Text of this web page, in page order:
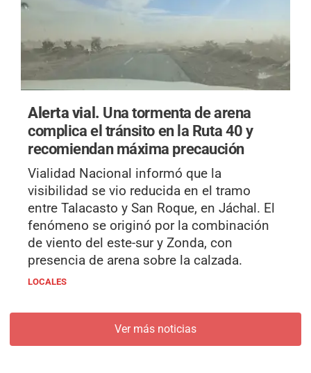
Alerta vial. Una tormenta de arena
complica el tránsito en la Ruta 40 y
recomiendan máxima precaución
Vialidad Nacional informó que la
visibilidad se vio reducida en el tramo
entre Talacasto y San Roque, en Jáchal. El
fenómeno se originó por la combinación
de viento del este-sur y Zonda, con
presencia de arena sobre la calzada.
LOCALES
Ver más noticias